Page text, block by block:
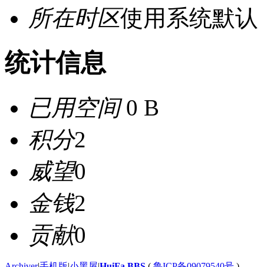
所在时区使用系统默认
统计信息
已用空间0 B
积分2
威望0
金钱2
贡献0